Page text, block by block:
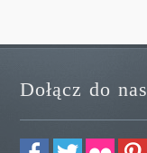
Dołącz do nas